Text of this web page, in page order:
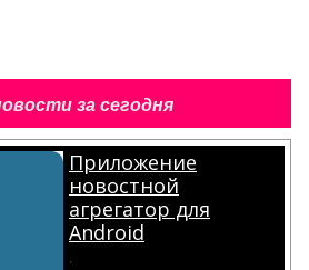
за сегодня
Приложение
новостной
агрегатор для
Android
.